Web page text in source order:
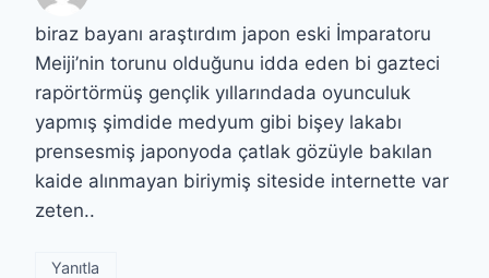
biraz bayanı araştırdım japon eski İmparatoru
Meiji’nin torunu olduğunu idda eden bi gazteci
rapörtörmüş gençlik yıllarındada oyunculuk
yapmış şimdide medyum gibi bişey lakabı
prensesmiş japonyoda çatlak gözüyle bakılan
kaide alınmayan biriymiş siteside internette var
zeten..
Yanıtla